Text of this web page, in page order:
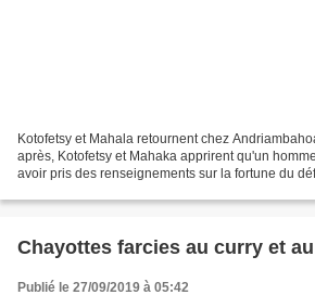
Kotofetsy et Mahala retournent chez
après, Kotofetsy et Mahaka apprirent qu'un
avoir pris des renseignements sur la fortune du
Chayottes farcies au curry et
Publié le 27/09/2019 à 05:42